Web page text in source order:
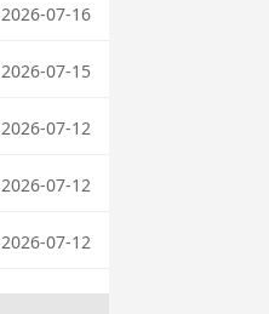
2026-07-16
2026-07-15
2026-07-12
2026-07-12
2026-07-12